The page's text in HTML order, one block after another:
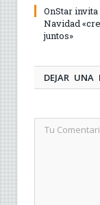
OnStar
Navidad
juntos»
DEJAR UNA